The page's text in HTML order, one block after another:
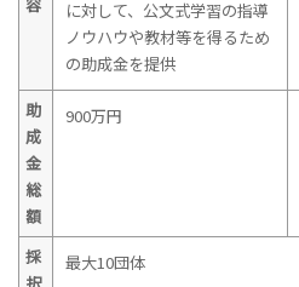
に対して、公文式学習の指導
ノウハウや教材等を得るため
の助成金を提供
助
成
金
総
額
900万円
採
最大10団体